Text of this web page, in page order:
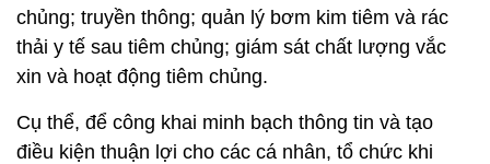
chủng; truyền thông; quản lý bơm kim tiêm và rác
thải y tế sau tiêm chủng; giám sát chất lượng vắc
xin và hoạt động tiêm chủng.
Cụ thể, để công khai minh bạch thông tin và tạo
điều kiện thuận lợi cho các cá nhân, tổ chức khi